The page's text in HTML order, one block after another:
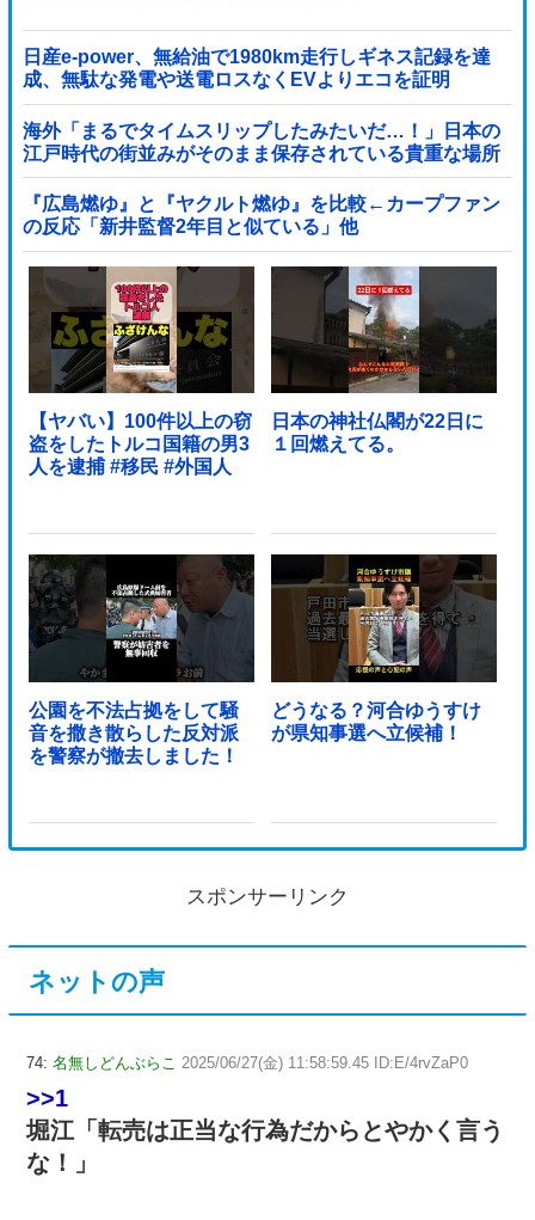
日産e-power、無給油で1980km走行しギネス記録を達
成、無駄な発電や送電ロスなくEVよりエコを証明
海外「まるでタイムスリップしたみたいだ…！」日本の
江戸時代の街並みがそのまま保存されている貴重な場所
とは・・・？【海外の反応】
『広島燃ゆ』と『ヤクルト燃ゆ』を比較←カープファン
の反応「新井監督2年目と似ている」他
【ヤバい】100件以上の窃
盗をしたトルコ国籍の男3
人を逮捕 #移民 #外国人
日本の神社仏閣が22日に
１回燃えてる。
公園を不法占拠をして騒
音を撒き散らした反対派
を警察が撤去しました！
どうなる？河合ゆうすけ
が県知事選へ立候補！
スポンサーリンク
ネットの声
74: 名無しどんぶらこ 2025/06/27(金) 11:58:59.45 ID:E/4rvZaP0
>>1
堀江「転売は正当な行為だからとやかく言う
な！」